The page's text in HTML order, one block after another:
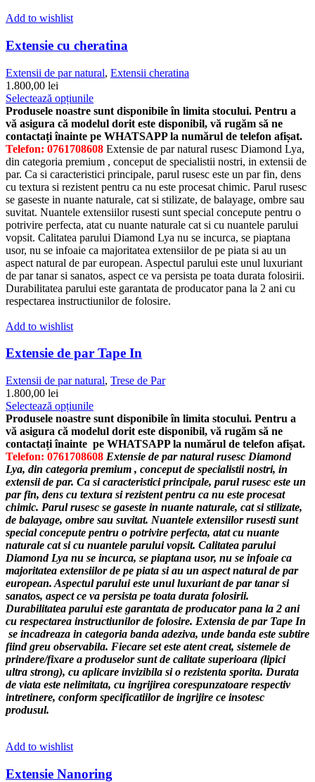
Add to wishlist
Extensie cu cheratina
Extensii de par natural, Extensii cheratina
1.800,00 lei
Selectează opțiunileAcest
produs
are
mai
multe
variații.
Opțiunile
pot
fi
alese
în
pagina
produsului.
Produsele noastre sunt disponibile în limita stocului. Pentru a
vă asigura că modelul dorit este disponibil, vă rugăm să ne
contactați înainte pe WHATSAPP la numărul de telefon afișat.
Telefon: 0761708608 Extensie de par natural rusesc Diamond Lya,
din categoria premium , conceput de specialistii nostri, in extensii de
par. Ca si caracteristici principale, parul rusesc este un par fin, dens
cu textura si rezistent pentru ca nu este procesat chimic. Parul rusesc
se gaseste in nuante naturale, cat si stilizate, de balayage, ombre sau
suvitat. Nuantele extensiilor rusesti sunt special concepute pentru o
potrivire perfecta, atat cu nuante naturale cat si cu nuantele parului
vopsit. Calitatea parului Diamond Lya nu se incurca, se piaptana
usor, nu se infoaie ca majoritatea extensiilor de pe piata si au un
aspect natural de par european. Aspectul parului este unul luxuriant
de par tanar si sanatos, aspect ce va persista pe toata durata folosirii.
Durabilitatea parului este garantata de producator pana la 2 ani cu
respectarea instructiunilor de folosire.
Add to wishlist
Extensie de par Tape In
Extensii de par natural, Trese de Par
1.800,00 lei
Selectează opțiunileAcest
produs
are
mai
multe
variații.
Opțiunile
pot
fi
alese
în
pagina
produsului.
Produsele noastre sunt disponibile în limita stocului. Pentru a
vă asigura că modelul dorit este disponibil, vă rugăm să ne
contactați înainte pe WHATSAPP la numărul de telefon afișat.
Telefon: 0761708608 Extensie de par natural rusesc Diamond
Lya, din categoria premium , conceput de specialistii nostri, in
extensii de par. Ca si caracteristici principale, parul rusesc este un
par fin, dens cu textura si rezistent pentru ca nu este procesat
chimic. Parul rusesc se gaseste in nuante naturale, cat si stilizate,
de balayage, ombre sau suvitat. Nuantele extensiilor rusesti sunt
special concepute pentru o potrivire perfecta, atat cu nuante
naturale cat si cu nuantele parului vopsit. Calitatea parului
Diamond Lya nu se incurca, se piaptana usor, nu se infoaie ca
majoritatea extensiilor de pe piata si au un aspect natural de par
european. Aspectul parului este unul luxuriant de par tanar si
sanatos, aspect ce va persista pe toata durata folosirii.
Durabilitatea parului este garantata de producator pana la 2 ani
cu respectarea instructiunilor de folosire. Extensia de par Tape In
se incadreaza in categoria banda adeziva, unde banda este subtire
fiind greu observabila. Fiecare set este atent creat, sistemele de
prindere/fixare a produselor sunt de calitate superioara (lipici
ultra strong), cu aplicare invizibila si o rezistenta sporita. Durata
de viata este nelimitata, cu ingrijirea corespunzatoare respectiv
intretinere, conform specificatiilor de ingrijire ce insotesc
produsul.
Add to wishlist
Extensie Nanoring